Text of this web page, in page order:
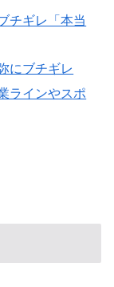
チギレ「本当
にブチギレ
ラインやスポ